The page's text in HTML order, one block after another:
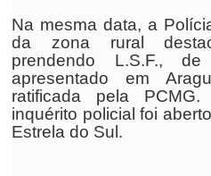
Na mesma data, a
da zona rural
prendendo L.S.F.,
apresentado em
ratificada pela
inquérito policial foi
Estrela do Sul.